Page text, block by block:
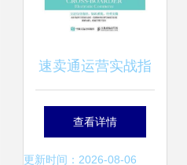
速卖通运营实战指
南 从店铺搭建到营
销转化全攻略
查看详情
更新时间：2026-08-06